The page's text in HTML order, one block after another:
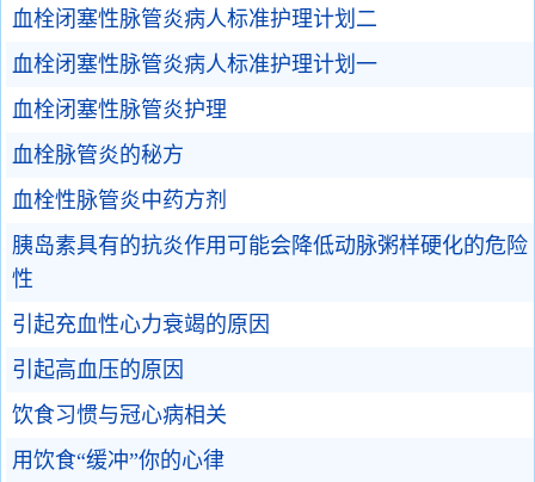
血栓闭塞性脉管炎病人标准护理计划二
血栓闭塞性脉管炎病人标准护理计划一
血栓闭塞性脉管炎护理
血栓脉管炎的秘方
血栓性脉管炎中药方剂
胰岛素具有的抗炎作用可能会降低动脉粥样硬化的危险
性
引起充血性心力衰竭的原因
引起高血压的原因
饮食习惯与冠心病相关
用饮食“缓冲”你的心律